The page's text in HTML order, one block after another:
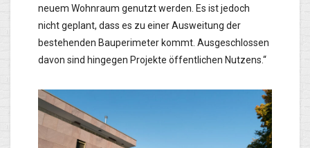
neuem Wohnraum genutzt werden. Es ist jedoch
nicht geplant, dass es zu einer Ausweitung der
bestehenden Bauperimeter kommt. Ausgeschlossen
davon sind hingegen Projekte öffentlichen Nutzens.“